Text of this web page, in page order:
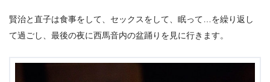
賢治と直子は食事をして、セックスをして、眠って…を繰り返し
て過ごし、最後の夜に西馬音内の盆踊りを見に行きます。